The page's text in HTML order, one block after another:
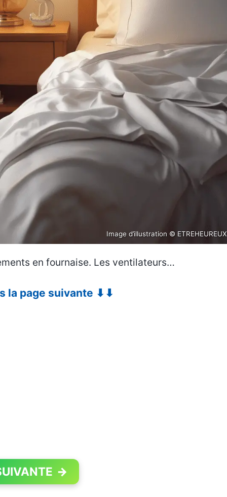
Image d’illustration © ETREHEUREUX
en fournaise. Les ventilateurs…
la page suivante ⬇⬇
→